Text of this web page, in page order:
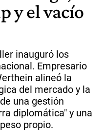
y el vacío
inauguró los
Empresario
alineó la
del mercado y la
una gestión
diplomática" y una
propio.